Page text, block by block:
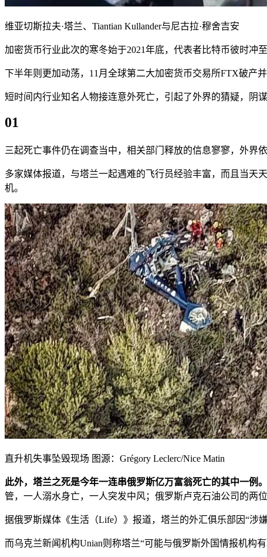
维亚切斯拉夫·塔兰、Tiantian Kullander与尼古拉·穆舍吉安
加密货币行业此次的寒冬始于2021年底，代表者比特币彼时冲
下半年则更加动荡，11月全球第二大加密货币交易所FTX破产
短时间内行业知名人物接连意外死亡，引起了外界的猜疑，阴
01
三起死亡事件仍在调查当中，相关部门释放的信息寥寥，外界
多家媒体报道，与塔兰一起遇难的飞行员经验丰富，而且当天
机。
直升机失事坠毁现场 图源：Grégory Leclerc/Nice Matin
此外，塔兰之死是今年一连串俄罗斯亿万富翁死亡的其中一例。
管，一人溺水身亡，一人突发中风；俄罗斯卢克石油公司的两
据俄罗斯媒体《生活（Life）》报道，塔兰的外汇俱乐部因“涉
而乌克兰新闻机构Unian则称塔兰“可能与俄罗斯外国情报机构